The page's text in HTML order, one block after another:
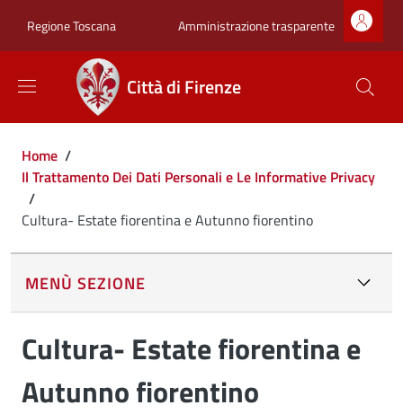
Regione Toscana Zona superiore
Amministrazione trasparente
Città di Firenze
Briciole di pane
Home /
Il Trattamento Dei Dati Personali e Le Informative Privacy
/
Cultura- Estate fiorentina e Autunno fiorentino
MENÙ SEZIONE
Cultura- Estate fiorentina e
Autunno fiorentino